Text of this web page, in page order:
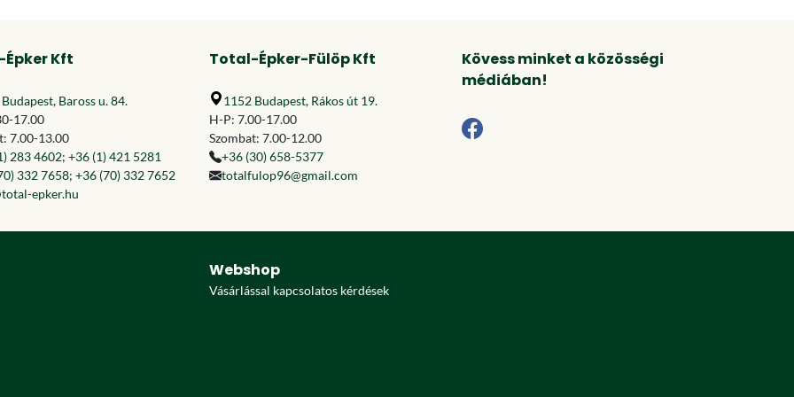
Kft
Baross u. 84.
17.00
7.00-13.00
283 4602; +36 (1) 421 5281
332 7658; +36 (70) 332 7652
epker.hu
Total-Épker-Fülöp Kft
1152 Budapest, Rákos út 19.
H-P: 7.00-17.00
Szombat: 7.00-12.00
+36 (30) 658-5377
totalfulop96@gmail.com
Kövess minket a közösségi
médiában!
Webshop
Vásárlással kapcsolatos kérdések